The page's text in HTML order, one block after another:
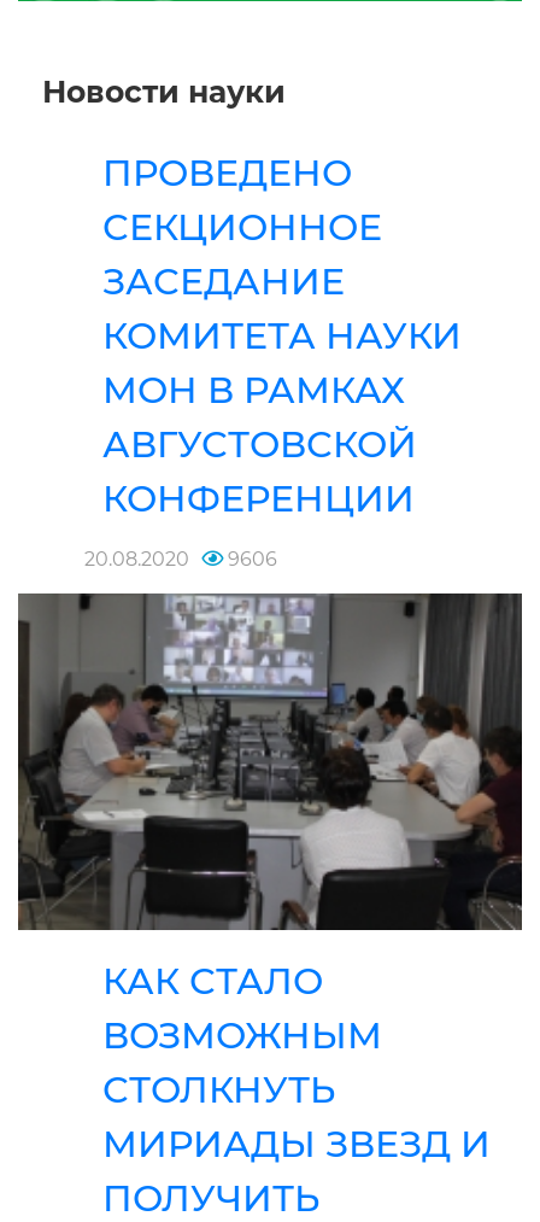
Новости науки
ПРОВЕДЕНО
СЕКЦИОННОЕ
ЗАСЕДАНИЕ
КОМИТЕТА НАУКИ
МОН В РАМКАХ
АВГУСТОВСКОЙ
КОНФЕРЕНЦИИ
20.08.2020 9606
КАК СТАЛО
ВОЗМОЖНЫМ
СТОЛКНУТЬ
МИРИАДЫ ЗВЕЗД И
ПОЛУЧИТЬ